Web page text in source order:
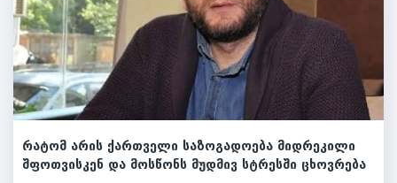
რატომ არის ქართველი საზოგადოება მიდრეკილი
შფოთვისკენ და მოსწონს მუდმივ სტრესში ცხოვრება